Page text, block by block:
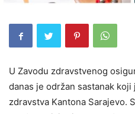
U Zavodu zdravstvenog
danas je održan sastanak
zdravstva Kantona Sarajevo.